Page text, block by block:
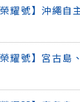
耀號】沖繩自
耀號】宮古島